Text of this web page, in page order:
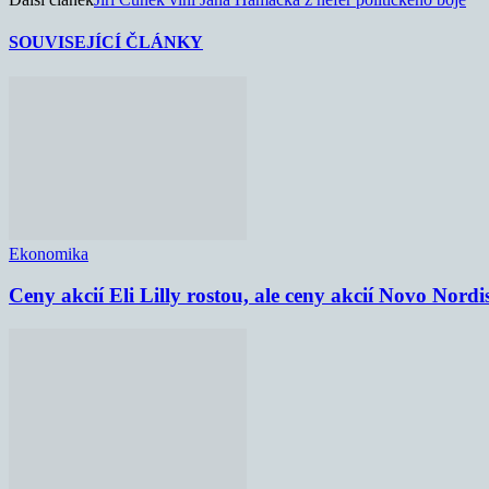
SOUVISEJÍCÍ ČLÁNKY
Ekonomika
Ceny akcií Eli Lilly rostou, ale ceny akcií Novo